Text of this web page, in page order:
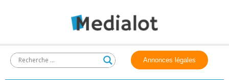
Annonces légales